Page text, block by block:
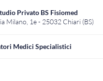
Privato BS Fisiomed
Milano, 1e - 25032 Chiari (BS)
Medici Specialistici